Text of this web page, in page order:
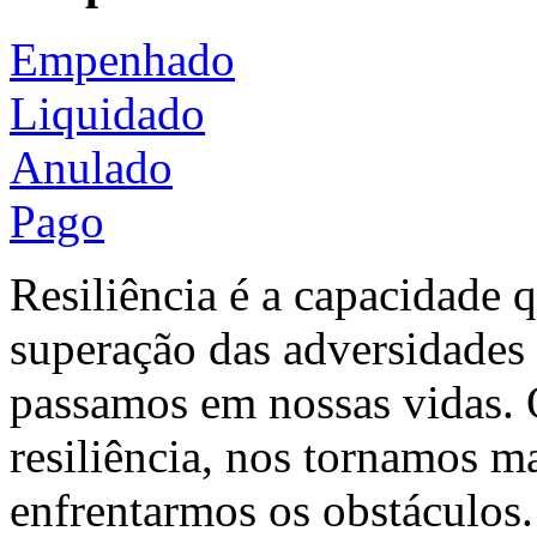
Empenhado
Liquidado
Anulado
Pago
Resiliência é a capacidade
superação das
passamos em nossas
resiliência, nos tornamos
enfrentarmos os obstáculos.